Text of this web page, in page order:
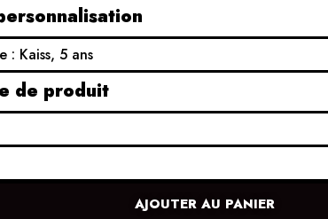
de produit
AJOUTER AU PANIER